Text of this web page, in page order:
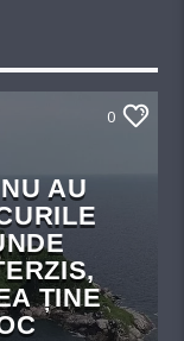
0
AU
ȚINE